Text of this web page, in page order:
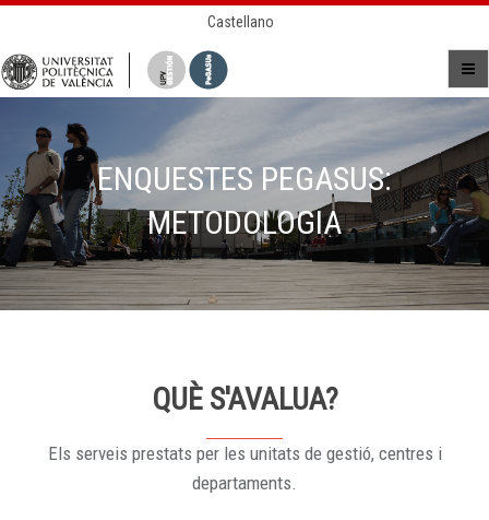
Castellano
ENQUESTES PEGASUS:
METODOLOGIA
QUÈ S'AVALUA?
Els serveis prestats per les unitats de gestió, centres i
departaments.